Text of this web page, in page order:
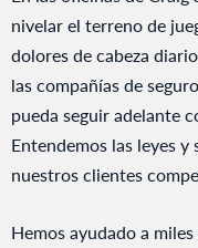
nivelar el terreno de
dolores de cabeza
las compañías de
pueda seguir adelante
Entendemos las leyes
nuestros clientes
Hemos ayudado a